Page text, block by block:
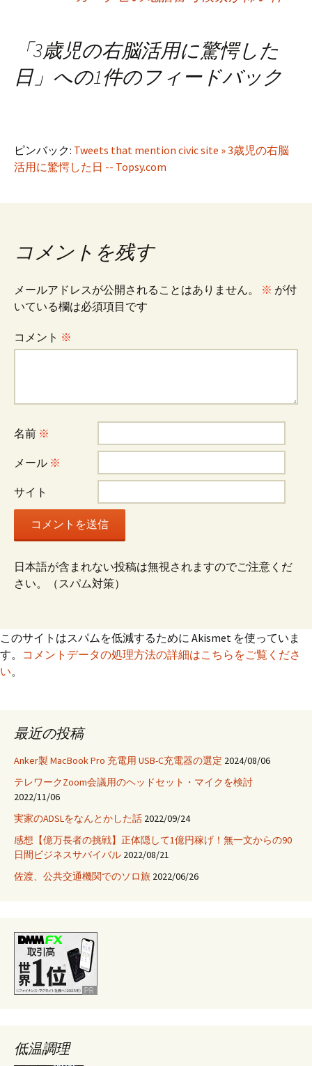
ナ
ビ
ゲ
ー
ョ
ン
「3歳児の右脳活用に驚愕した
日」への1件のフィードバック
ピンバック: Tweets that mention civic site » 3歳児の右脳
活用に驚愕した日 -- Topsy.com
コメントを残す
メールアドレスが公開されることはありません。 ※ が付
いている欄は必須項目です
コメント ※
名前 ※
メール ※
サイト
日本語が含まれない投稿は無視されますのでご注意くだ
さい。（スパム対策）
このサイトはスパムを低減するために Akismet を使っていま
す。 コメントデータの処理方法の詳細はこちらをご覧くださ
い。
最近の投稿
Anker製 MacBook Pro 充電用 USB-C充電器の選定 2024/08/06
テレワークZoom会議用のヘッドセット・マイクを検討
2022/11/06
実家のADSLをなんとかした話 2022/09/24
感想【億万長者の挑戦】正体隠して1億円稼げ！無一文からの90
日間ビジネスサバイバル 2022/08/21
佐渡、公共交通機関でのソロ旅 2022/06/26
低温調理